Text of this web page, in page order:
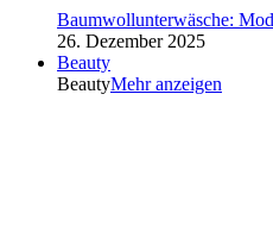
Baumwollunterwäsche:
26. Dezember 2025
Beauty
BeautyMehr anzeigen